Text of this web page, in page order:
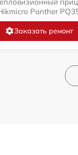
Panther
Заказать ремонт